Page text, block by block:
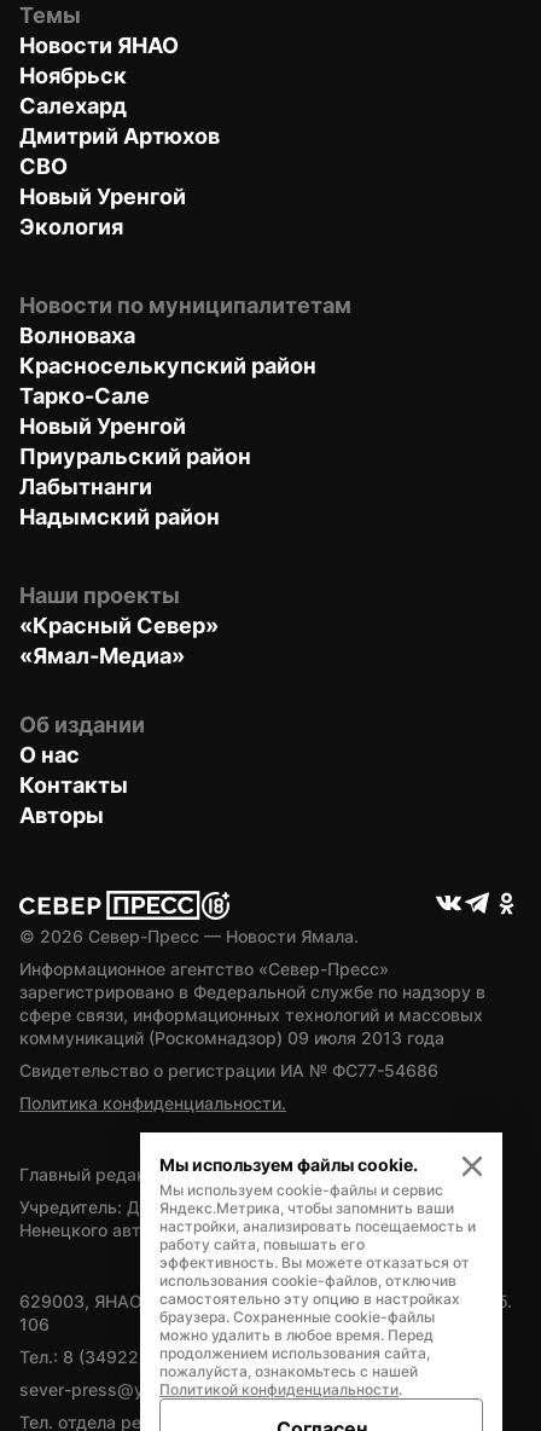
Темы
Новости ЯНАО
Ноябрьск
Салехард
Дмитрий Артюхов
СВО
Новый Уренгой
Экология
Новости по муниципалитетам
Волноваха
Красноселькупский район
Тарко-Сале
Новый Уренгой
Приуральский район
Лабытнанги
Надымский район
Наши проекты
«Красный Север»
«Ямал-Медиа»
Об издании
О нас
Контакты
Авторы
© 2026 Север-Пресс — Новости Ямала.
Информационное агентство «Север-Пресс»
зарегистрировано в Федеральной службе по надзору в
сфере связи, информационных технологий и массовых
коммуникаций (Роскомнадзор) 09 июля 2013 года
Свидетельство о регистрации ИА № ФС77-54686
Политика конфиденциальности.
Главный редактор — А.Л. Поздеев
Учредитель: Департамент внутренней политики Ямало-
Ненецкого автономного округа
629003, ЯНАО, Салехард, мкр. Богдана Кнунянца, д.1, каб.
106
Тел.: 8 (34922) 71262
sever-press@yamal-media.ru
Тел. отдела рекламы: 8 (34922) 42728
Мы используем файлы cookie.
Мы используем cookie-файлы и сервис
Яндекс.Метрика, чтобы запомнить ваши
настройки, анализировать посещаемость и
работу сайта, повышать его
эффективность. Вы можете отказаться от
использования cookie-файлов, отключив
самостоятельно эту опцию в настройках
браузера. Сохраненные cookie-файлы
можно удалить в любое время. Перед
продолжением использования сайта,
пожалуйста, ознакомьтесь с нашей
Политикой конфиденциальности.